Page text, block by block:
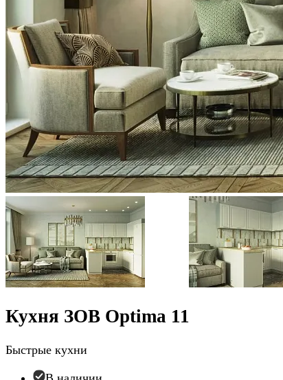
Кухня ЗОВ Optima 11
Быстрые кухни